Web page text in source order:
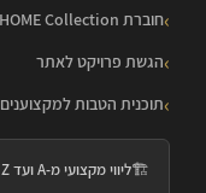
חוברת HOME Collection
הגשת פרויקט לאתר
תוכנית הטבות למקצוענים
🏗️ליווי מקצועי מ-A ועד Z